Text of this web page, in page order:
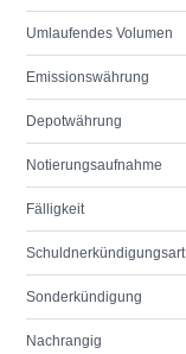
Umlaufendes Volumen
Emissionswährung
Depotwährung
Notierungsaufnahme
Fälligkeit
Schuldnerkündigungsart
Sonderkündigung
Nachrangig